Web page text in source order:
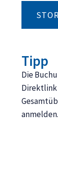
Tipp
Die
Direktlink
anmelden.